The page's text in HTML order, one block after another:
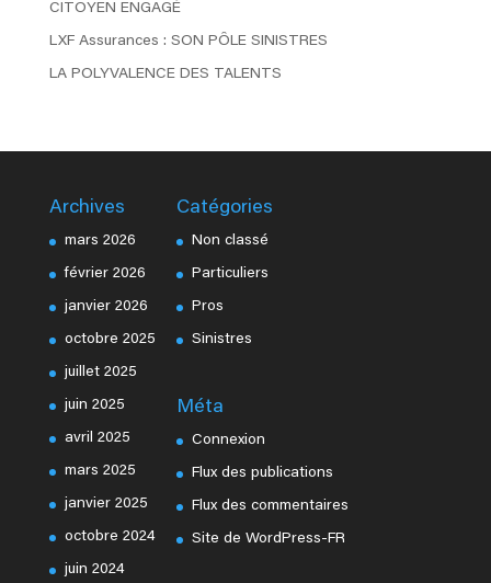
CITOYEN ENGAGÉ
LXF Assurances : SON PÔLE SINISTRES
LA POLYVALENCE DES TALENTS
Archives
mars 2026
février 2026
janvier 2026
octobre 2025
juillet 2025
juin 2025
avril 2025
mars 2025
janvier 2025
octobre 2024
juin 2024
Catégories
Non classé
Particuliers
Pros
Sinistres
Méta
Connexion
Flux des publications
Flux des commentaires
Site de WordPress-FR